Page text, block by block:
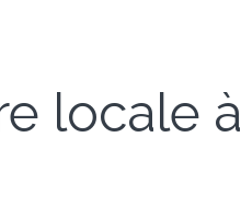
locale à